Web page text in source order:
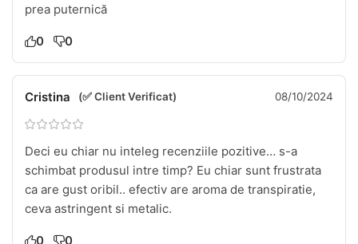
prea puternică
0 0
Cristina (✅ Client Verificat) 08/10/2024
Deci eu chiar nu inteleg recenziile pozitive… s-a
schimbat produsul intre timp? Eu chiar sunt frustrata
ca are gust oribil.. efectiv are aroma de transpiratie,
ceva astringent si metalic.
0 0